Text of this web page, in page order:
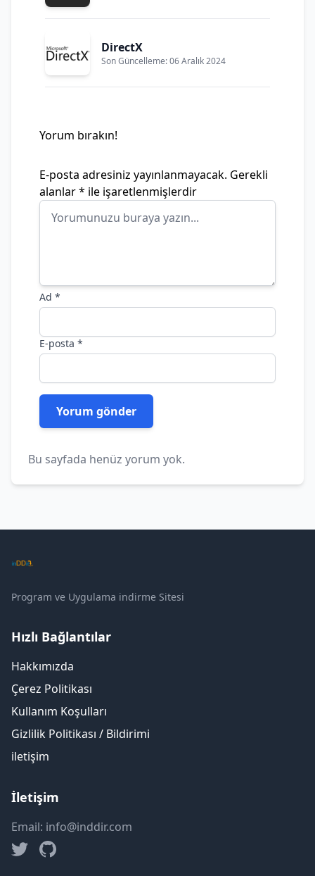
DirectX
Son Güncelleme: 06 Aralık 2024
Yorum bırakın!
E-posta adresiniz yayınlanmayacak. Gerekli
alanlar* ile işaretlenmişlerdir
Ad *
E-posta *
Bu sayfada henüz yorum yok.
Program ve Uygulama indirme Sitesi
Hızlı Bağlantılar
Hakkımızda
Çerez Politikası
Kullanım Koşulları
Gizlilik Politikası / Bildirimi
iletişim
İletişim
Email: info@inddir.com